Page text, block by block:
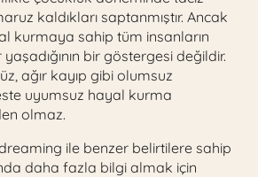
kaldıkları saptanmıştır. Ancak
kurmaya sahip tüm insanların
bir göstergesi değildir.
ağır kayıp gibi olumsuz
uyumsuz hayal kurma
olmaz.
ile benzer belirtilere sahip
daha fazla bilgi almak için